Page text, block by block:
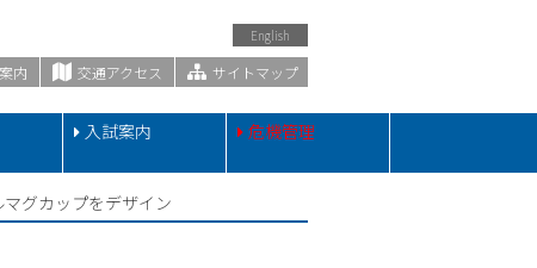
English
内 交通アクセス サイトマップ
入試案内 危機管理
グカップをデザイン